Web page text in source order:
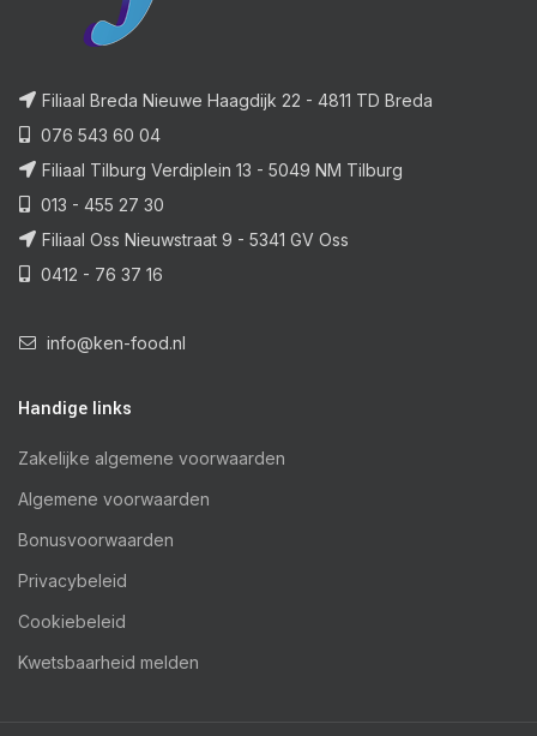
Filiaal Breda Nieuwe Haagdijk 22 - 4811 TD Breda
076 543 60 04
Filiaal Tilburg Verdiplein 13 - 5049 NM Tilburg
013 - 455 27 30
Filiaal Oss Nieuwstraat 9 - 5341 GV Oss
0412 - 76 37 16
info@ken-food.nl
Handige links
Zakelijke algemene voorwaarden
Algemene voorwaarden
Bonusvoorwaarden
Privacybeleid
Cookiebeleid
Kwetsbaarheid melden